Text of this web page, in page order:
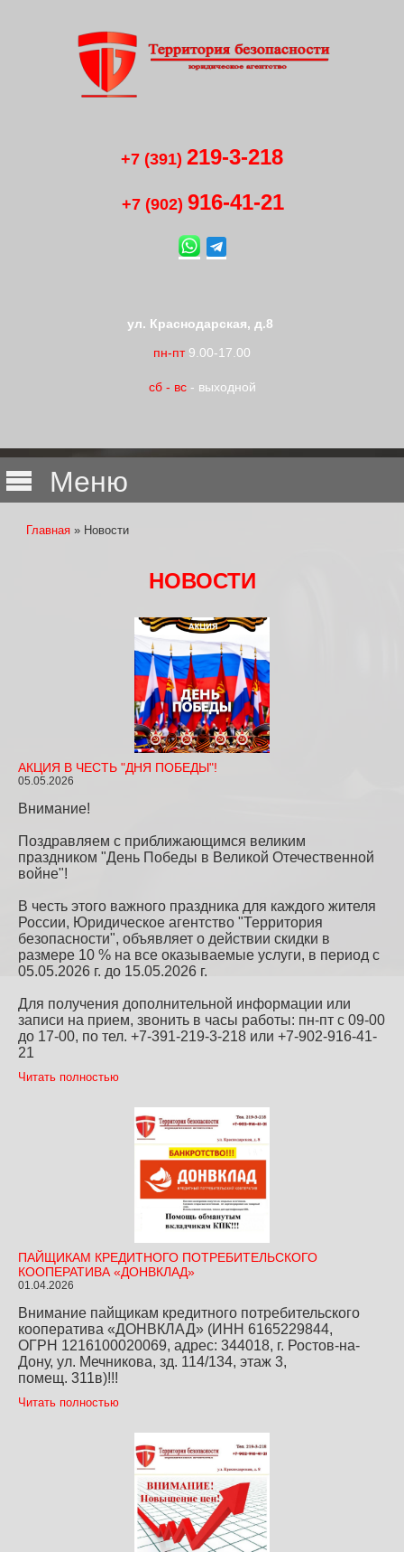
+7 (391) 219-3-218
+7 (902) 916-41-21
ул. Краснодарская, д.8
пн-пт9.00-17.00
сб - вс - выходной
Меню
Вы здесь
Главная » Новости
НОВОСТИ
АКЦИЯ В ЧЕСТЬ "ДНЯ ПОБЕДЫ"!
05.05.2026
Внимание!
Поздравляем с приближающимся великим
праздником "День Победы в Великой Отечественной
войне"!
В честь этого важного праздника для каждого жителя
России, Юридическое агентство "Территория
безопасности", объявляет о действии скидки в
размере 10 % на все оказываемые услуги, в период с
05.05.2026 г. до 15.05.2026 г.
Для получения дополнительной информации или
записи на прием, звонить в часы работы: пн-пт с 09-00
до 17-00, по тел. +7-391-219-3-218 или +7-902-916-41-
21
Читать полностью
ПАЙЩИКАМ КРЕДИТНОГО ПОТРЕБИТЕЛЬСКОГО
КООПЕРАТИВА «ДОНВКЛАД»
01.04.2026
Внимание пайщикам кредитного потребительского
кооператива «ДОНВКЛАД» (ИНН 6165229844,
ОГРН 1216100020069, адрес: 344018, г. Ростов-на-
Дону, ул. Мечникова, зд. 114/134, этаж 3,
помещ. 311в)!!!
Читать полностью